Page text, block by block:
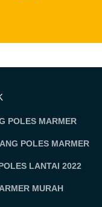
POLES MARMER
POLES MARMER
LANTAI 2022
MURAH